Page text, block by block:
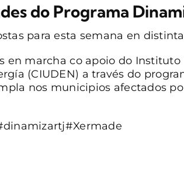
do Programa
para esta semana en
en marcha co apoio do Instituto
(CIUDEN) a través do
nos municipios afectados